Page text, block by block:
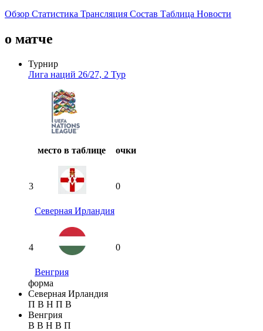
Обзор Статистика Трансляция Состав Таблица Новости
о матче
Турнир
Лига наций 26/27, 2 Тур
место в таблице очки
3
Северная Ирландия
0
4
Венгрия
0
форма
Северная Ирландия
П В Н П В
Венгрия
В В Н В П